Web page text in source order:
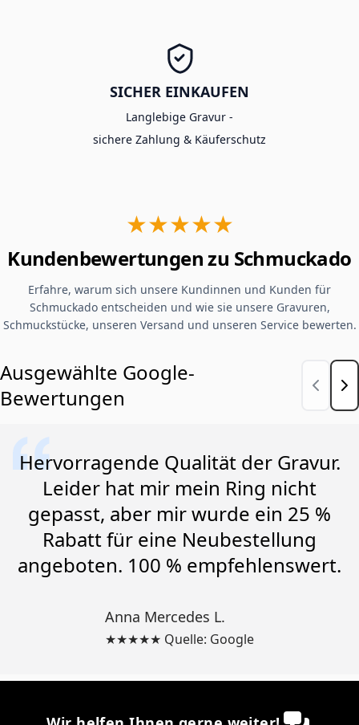
SICHER EINKAUFEN
Langlebige Gravur -
sichere Zahlung & Käuferschutz
★★★★★
Kundenbewertungen zu Schmuckado
Erfahre, warum sich unsere Kundinnen und Kunden für
Schmuckado entscheiden und wie sie unsere Gravuren,
Schmuckstücke, unseren Versand und unseren Service bewerten.
Ausgewählte Google-
Bewertungen
Hervorragende Qualität der Gravur.
Leider hat mir mein Ring nicht
gepasst, aber mir wurde ein 25 %
Rabatt für eine Neubestellung
angeboten. 100 % empfehlenswert.
Anna Mercedes L.
★★★★★ Quelle: Google